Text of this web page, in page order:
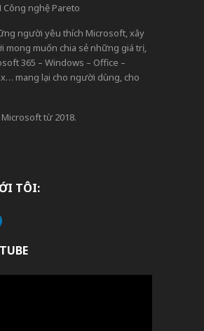
Công nghệ Pareto
người yêu thích Microsoft, xây
mong muốn chia sẻ những giá trị,
365 – Windows – Office –
mang lại cho người dùng, cho
từ 2018.
TÔI: